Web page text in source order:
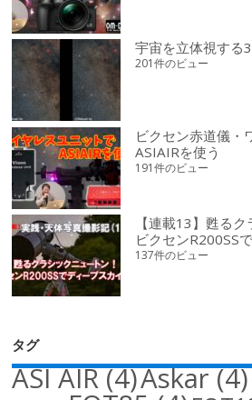
宇宙を立体視する
201件のビュー
ビクセン赤道儀・
ASIAIRを使う
191件のビュー
【連載13】甦る
ビクセンR200SS
137件のビュー
タグ
ASI AIR(4)Askar(4)